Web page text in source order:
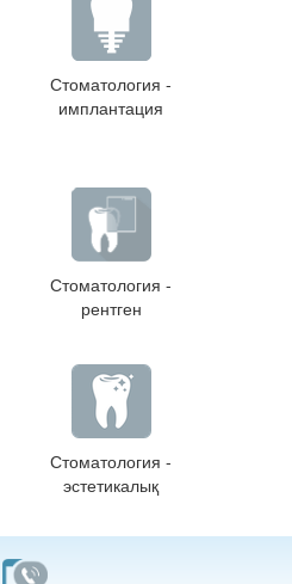
Стоматология -
имплантация
Стоматология -
рентген
Стоматология -
эстетикалық